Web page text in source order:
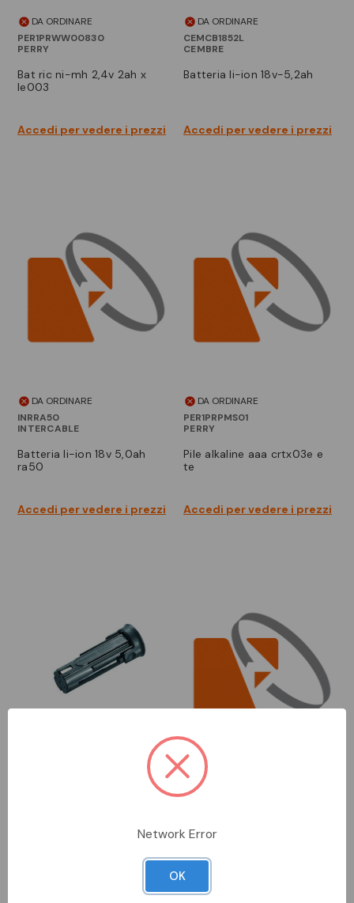
DA ORDINARE
PER1PRWW00830
PERRY
bat ric ni-mh 2,4v 2ah x
le003
Accedi per vedere i prezzi
DA ORDINARE
CEMCB1852L
CEMBRE
batteria li-ion 18v-5,2ah
Accedi per vedere i prezzi
DA ORDINARE
INRRA50
INTERCABLE
batteria li-ion 18v 5,0ah
ra50
Accedi per vedere i prezzi
DA ORDINARE
PER1PRPMS01
PERRY
pile alkaline aaa crtx03e e
te
Accedi per vedere i prezzi
Accedi per vedere i prezzi
DA ORDINARE
PER1PRWW00833
ric. batt. ni-mh 2,4v ht
Accedi per vedere i prezzi
Network Error
OK